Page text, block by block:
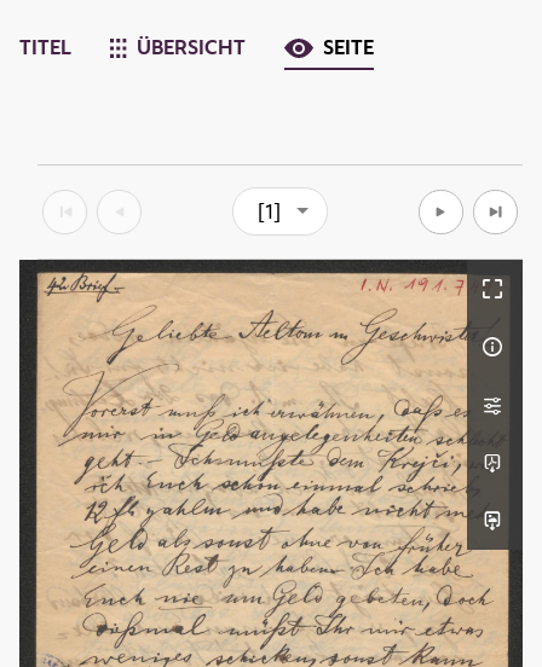
TITEL ÜBERSICHT SEITE
[1]